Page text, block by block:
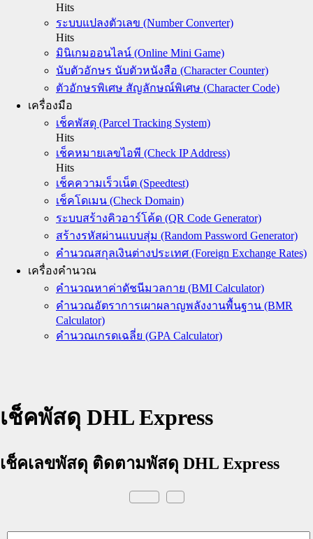
Hits
ระบบแปลงตัวเลข (Number Converter)
Hits
มินิเกมออนไลน์ (Online Mini Game)
นับตัวอักษร นับตัวหนังสือ (Character Counter)
ตัวอักษรพิเศษ สัญลักษณ์พิเศษ (Character Code)
เครื่องมือ
เช็คพัสดุ (Parcel Tracking System)
Hits
เช็คหมายเลขไอพี (Check IP Address)
Hits
เช็คความเร็วเน็ต (Speedtest)
เช็คโดเมน (Check Domain)
ระบบสร้างคิวอาร์โค้ด (QR Code Generator)
สร้างรหัสผ่านแบบสุ่ม (Random Password Generator)
คำนวณสกุลเงินต่างประเทศ (Foreign Exchange Rates)
เครื่องคำนวณ
คำนวณหาค่าดัชนีมวลกาย (BMI Calculator)
คำนวณอัตราการเผาผลาญพลังงานพื้นฐาน (BMR
Calculator)
คำนวณเกรดเฉลี่ย (GPA Calculator)
เช็คพัสดุ DHL Express
เช็คเลขพัสดุ ติดตามพัสดุ DHL Express